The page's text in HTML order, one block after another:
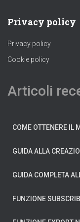
Privacy policy
Privacy policy
Cookie policy
Articoli
COME OTTENERE IL
GUIDA ALLA
GUIDA COMPLETA
FUNZIONE